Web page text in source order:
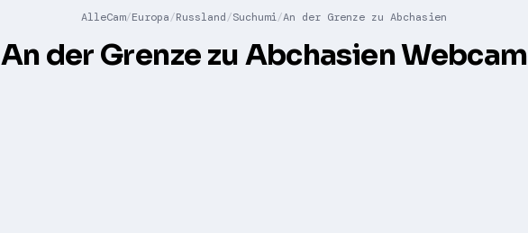
AlleCam Europa Russland Suchumi An der Grenze zu Abchasien
An der Grenze zu Abchasien Webcam